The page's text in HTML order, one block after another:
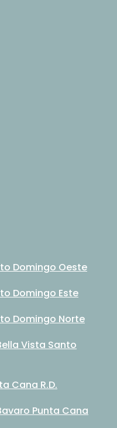
Domingo Oeste
Domingo Este
Domingo Norte
Vista Santo
Cana R.D.
Punta Cana